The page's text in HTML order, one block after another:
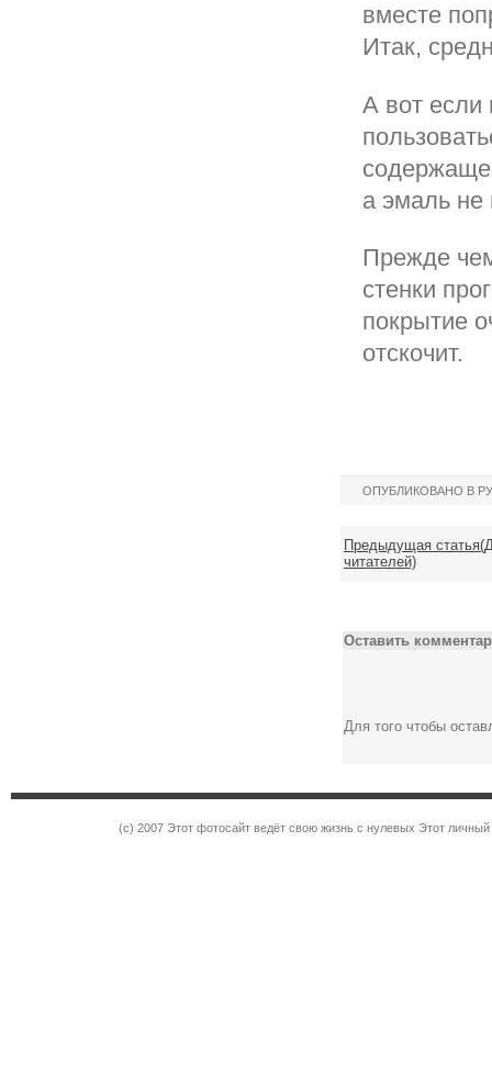
вместе
Итак,
А вот если
а эмаль не
Прежде
стенки
покрытие
отскочит.
ОПУБЛИКОВАНО В
Предыдущая
читателей)
Оставить
Для того чтобы
(c) 2007 Этот фотосайт ведёт свою жизнь с нулевых Этот